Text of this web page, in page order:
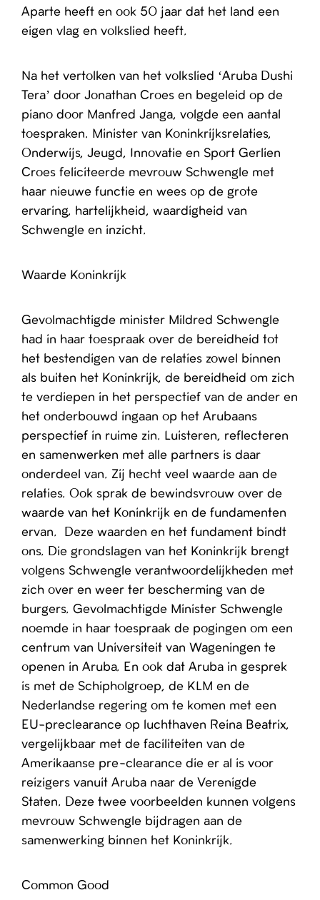
Aparte heeft en ook 50 jaar dat het land een
eigen vlag en volkslied heeft.
Na het vertolken van het volkslied ‘Aruba Dushi
Tera’ door Jonathan Croes en begeleid op de
piano door Manfred Janga, volgde een aantal
toespraken. Minister van Koninkrijksrelaties,
Onderwijs, Jeugd, Innovatie en Sport Gerlien
Croes feliciteerde mevrouw Schwengle met
haar nieuwe functie en wees op de grote
ervaring, hartelijkheid, waardigheid van
Schwengle en inzicht.
Waarde Koninkrijk
Gevolmachtigde minister Mildred Schwengle
had in haar toespraak over de bereidheid tot
het bestendigen van de relaties zowel binnen
als buiten het Koninkrijk, de bereidheid om zich
te verdiepen in het perspectief van de ander en
het onderbouwd ingaan op het Arubaans
perspectief in ruime zin. Luisteren, reflecteren
en samenwerken met alle partners is daar
onderdeel van. Zij hecht veel waarde aan de
relaties. Ook sprak de bewindsvrouw over de
waarde van het Koninkrijk en de fundamenten
ervan. Deze waarden en het fundament bindt
ons. Die grondslagen van het Koninkrijk brengt
volgens Schwengle verantwoordelijkheden met
zich over en weer ter bescherming van de
burgers. Gevolmachtigde Minister Schwengle
noemde in haar toespraak de pogingen om een
centrum van Universiteit van Wageningen te
openen in Aruba. En ook dat Aruba in gesprek
is met de Schipholgroep, de KLM en de
Nederlandse regering om te komen met een
EU-preclearance op luchthaven Reina Beatrix,
vergelijkbaar met de faciliteiten van de
Amerikaanse pre-clearance die er al is voor
reizigers vanuit Aruba naar de Verenigde
Staten. Deze twee voorbeelden kunnen volgens
mevrouw Schwengle bijdragen aan de
samenwerking binnen het Koninkrijk.
Common Good